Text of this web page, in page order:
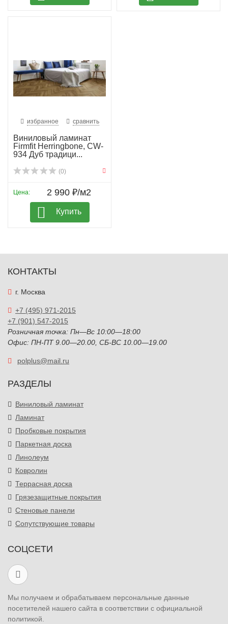
избранное сравнить
Виниловый ламинат
Firmfit Herringbone, CW-
934 Дуб традици...
(0)
Цена: 2 990 ₽/м2
Купить
КОНТАКТЫ
г. Москва
+7 (495) 971-2015
+7 (901) 547-2015
Розничная точка: Пн—Вс 10:00—18:00
Офис: ПН-ПТ 9.00—20.00, СБ-ВС 10.00—19.00
polplus@mail.ru
РАЗДЕЛЫ
Виниловый ламинат
Ламинат
Пробковые покрытия
Паркетная доска
Линолеум
Ковролин
Террасная доска
Грязезащитные покрытия
Стеновые панели
Сопутствующие товары
СОЦСЕТИ
Мы получаем и обрабатываем персональные данные
посетителей нашего сайта в соответствии с официальной
политикой.